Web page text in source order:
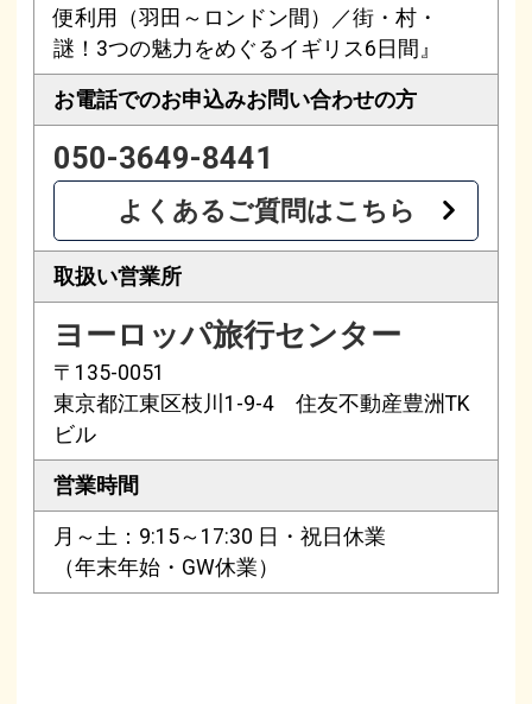
便利用（羽田～ロンドン間）／街・村・
謎！3つの魅力をめぐるイギリス6日間』
お電話でのお申込みお問い合わせの方
050-3649-8441
よくあるご質問はこちら
取扱い営業所
ヨーロッパ旅行センター
〒135-0051
東京都江東区枝川1-9-4 住友不動産豊洲TK
ビル
営業時間
月～土：9:15～17:30 日・祝日休業
（年末年始・GW休業）